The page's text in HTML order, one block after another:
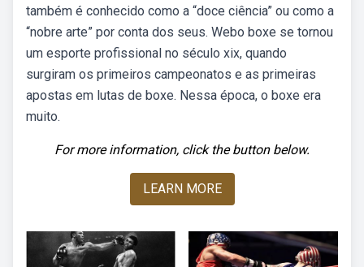
também é conhecido como a “doce ciência” ou como a
“nobre arte” por conta dos seus. Webo boxe se tornou
um esporte profissional no século xix, quando
surgiram os primeiros campeonatos e as primeiras
apostas em lutas de boxe. Nessa época, o boxe era
muito.
For more information, click the button below.
LEARN MORE